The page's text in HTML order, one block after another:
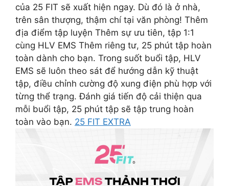
của 25 FIT sẽ xuất hiện ngay. Dù đó là ở nhà,
trên sân thượng, thậm chí tại văn phòng! Thêm
địa điểm tập luyện Thêm sự ưu tiên, tập 1:1
cùng HLV EMS Thêm riêng tư, 25 phút tập hoàn
toàn dành cho bạn. Trong suốt buổi tập, HLV
EMS sẽ luôn theo sát để hướng dẫn kỹ thuật
tập, điều chỉnh cường độ xung điện phù hợp với
từng thể trạng. Đánh giá tiến độ cải thiện qua
mỗi buổi tập, 25 phút tập sẽ tập trung hoàn
toàn vào bạn. 25 FIT EXTRA